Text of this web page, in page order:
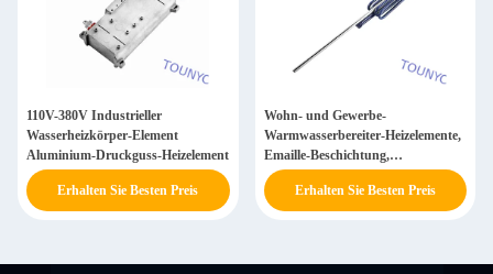
110V-380V Industrieller
Wasserheizkörper-Element
Aluminium-Druckguss-Heizelement
Erhalten Sie Besten Preis
Wohn- und Gewerbe-
Warmwasserbereiter-Heizelemente,
Emaille-Beschichtung,
rostbeständig, langlebig
Erhalten Sie Besten Preis